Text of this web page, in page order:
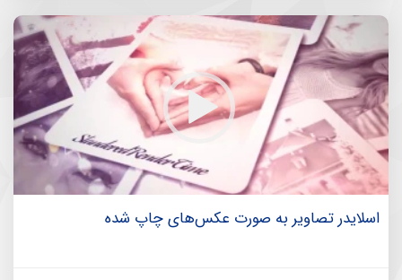
اسلایدر تصاویر به صورت عکس‌های چاپ شده